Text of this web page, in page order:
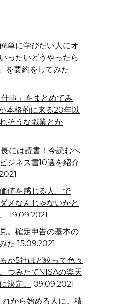
単に学びたい人にオ
ったいどうやったら
を要約をしてみた
仕事」をまとめてみ
本格的に来る20年以
そうな職業とか
には読書！今読むべ
ジネス書10選を紹介
値を感じる人。で
メなんじゃないかと
19.09.2021
。確定申告の基本の
た 15.09.2021
か5社ほど絞って色々
つみたてNISAの楽天
決定。
09.09.2021
から始める人に。積